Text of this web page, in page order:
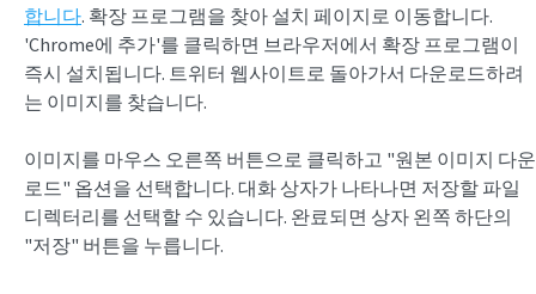
합니다. 확장 프로그램을 찾아 설치 페이지로 이동합니다.
'Chrome에 추가'를 클릭하면 브라우저에서 확장 프로그램이
즉시 설치됩니다. 트위터 웹사이트로 돌아가서 다운로드하려
는 이미지를 찾습니다.
이미지를 마우스 오른쪽 버튼으로 클릭하고 "원본 이미지 다운
로드" 옵션을 선택합니다. 대화 상자가 나타나면 저장할 파일
디렉터리를 선택할 수 있습니다. 완료되면 상자 왼쪽 하단의
"저장" 버튼을 누릅니다.